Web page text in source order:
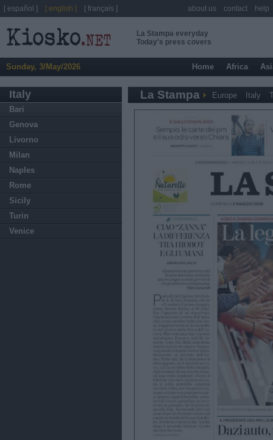
La Stampa everyday
Today's press covers
Sunday, 3/May/2026 Home Africa
Italy
Bari
Genova
Livorno
Milan
Naples
Rome
Sicily
Turin
Venice
La Stampa Europe Italy
[ español ] [ english ] [ français ] about us contact help